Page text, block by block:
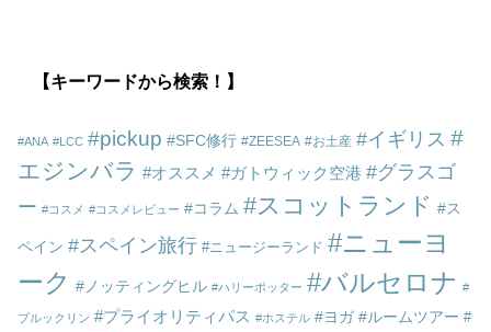
【キーワードから検索！】
ANA LCC pickup SFC修行 ZEESEA お土産 イギリス
エジンバラ オススメ ガトウィック空港
グラスゴ
ー
コスメ コスメレビュー コラム スコットランド ス
ペイン スペイン旅行 ニュージーランド
ニューヨ
ーク
ノッティングヒル ハリーポッター バルセロナ
ブルックリン プライオリティパス ホステル ヨガ ルームツアー